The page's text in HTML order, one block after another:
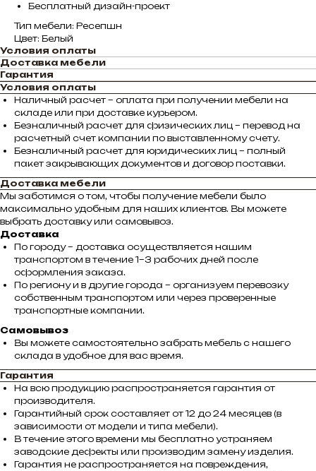
Бесплатный дизайн-проект
Тип мебели: Ресепшн
Цвет: Белый
Условия оплаты
Доставка мебели
Гарантия
Условия оплаты
Наличный расчет – оплата при получении мебели на
складе или при доставке курьером.
Безналичный расчет для физических лиц – перевод на
расчетный счет компании по выставленному счету.
Безналичный расчет для юридических лиц – полный
пакет закрывающих документов и договор поставки.
Доставка мебели
Мы заботимся о том, чтобы получение мебели было
максимально удобным для наших клиентов. Вы можете
выбрать доставку или самовывоз.
Доставка
По городу – доставка осуществляется нашим
транспортом в течение 1–3 рабочих дней после
оформления заказа.
По региону и в другие города – организуем перевозку
собственным транспортом или через проверенные
транспортные компании.
Самовывоз
Вы можете самостоятельно забрать мебель с нашего
склада в удобное для вас время.
Гарантия
На всю продукцию распространяется гарантия от
производителя.
Гарантийный срок составляет от 12 до 24 месяцев (в
зависимости от модели и типа мебели).
В течение этого времени мы бесплатно устраняем
заводские дефекты или производим замену изделия.
Гарантия не распространяется на повреждения,